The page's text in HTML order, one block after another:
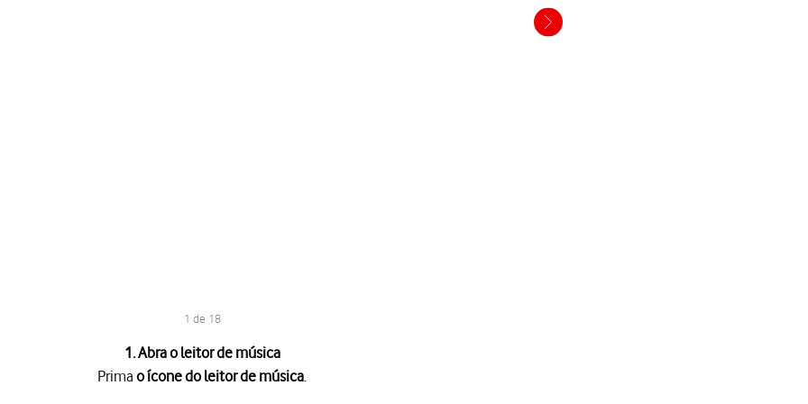
1 de 18
1. Abra o leitor de música
Primao ícone do leitor de música